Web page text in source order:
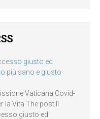
giusto ed
più sano e giusto
Vaticana Covid-
Vita The post Il
giusto ed